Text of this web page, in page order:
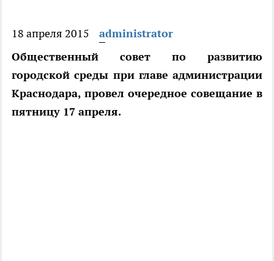
18 апреля 2015
administrator
Общественный совет по развитию
городской среды при главе администрации
Краснодара, провел очередное совещание в
пятницу 17 апреля.